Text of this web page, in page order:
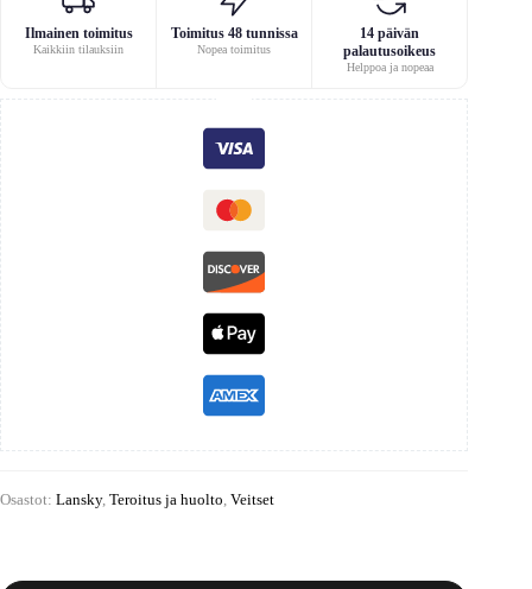
Ilmainen toimitus
Kaikkiin tilauksiin
Toimitus 48 tunnissa
Nopea toimitus
14 päivän
palautusoikeus
Helppoa ja nopeaa
Osastot: Lansky, Teroitus ja huolto Veitset